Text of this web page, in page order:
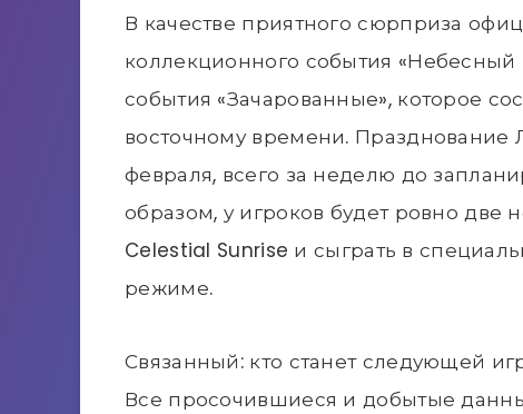
В качестве приятного сюрприза
коллекционного события «Небесный
события «Зачарованные», которое
восточному времени. Празднование
февраля, всего за неделю до
образом, у игроков будет ровно две
Celestial Sunrise и сыграть в
режиме.
Связанный: кто станет следующей
Все просочившиеся и добытые